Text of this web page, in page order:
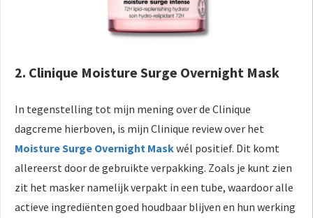
2. Clinique Moisture Surge Overnight Mask
In tegenstelling tot mijn mening over de Clinique
dagcreme hierboven, is mijn Clinique review over het
Moisture Surge Overnight Maskwél positief. Dit komt
allereerst door de gebruikte verpakking. Zoals je kunt zien
zit het masker namelijk verpakt in een tube, waardoor alle
actieve ingrediënten goed houdbaar blijven en hun werking